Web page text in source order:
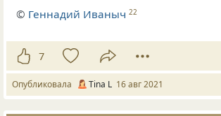
© Геннадий Иваныч 22
7
Опубликовала Tina L 16 авг 2021